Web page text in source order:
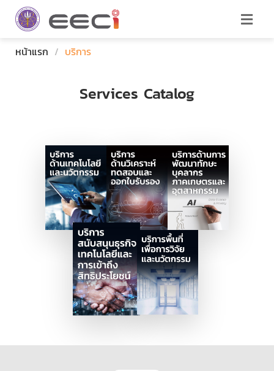
หน้าแรก / บริการ
Services Catalog